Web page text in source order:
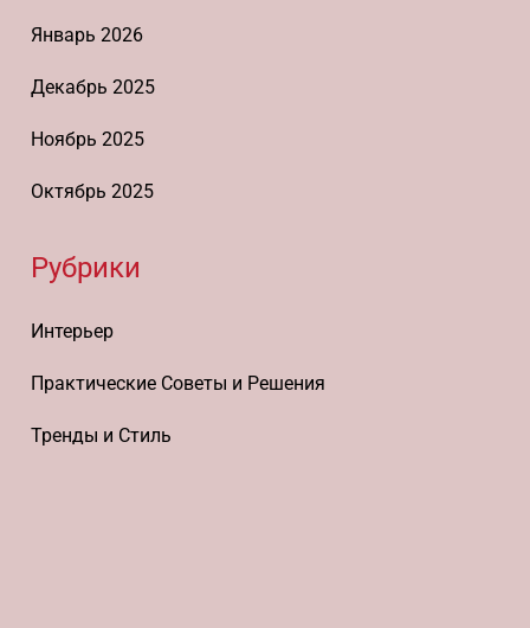
Январь 2026
Декабрь 2025
Ноябрь 2025
Октябрь 2025
Рубрики
Интерьер
Практические Советы и Решения
Тренды и Стиль